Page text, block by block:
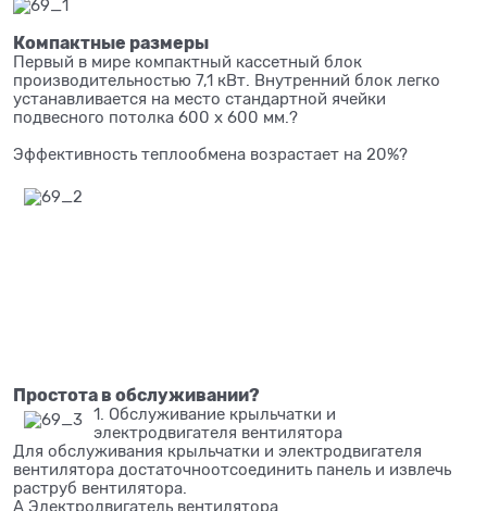
Компактные размеры
Первый в мире компактный кассетный блок
производительностью 7,1 кВт. Внутренний блок легко
устанавливается на место стандартной ячейки
подвесного потолка 600 х 600 мм.?
Эффективность теплообмена возрастает на 20%?
Простота в обслуживании?
1. Обслуживание крыльчатки и
электродвигателя вентилятора
Для обслуживания крыльчатки и электродвигателя
вентилятора достаточноотсоединить панель и извлечь
раструб вентилятора.
A Электродвигатель вентилятора